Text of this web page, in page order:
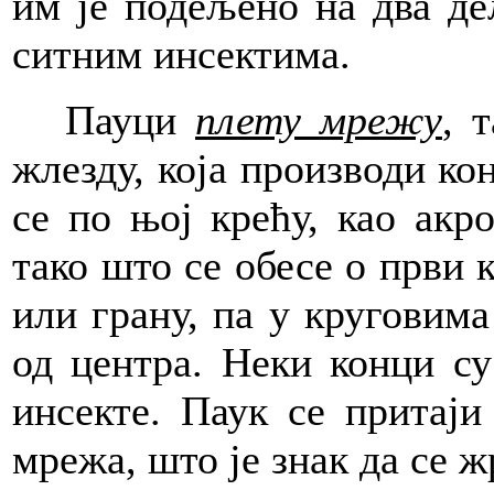
ситним инсектима.
Пауци плету мрежу,
жлезду, која производи
се по њој крећу, као
тако што се обесе о први
или грану, па у
од центра. Неки конци
инсекте. Паук се
мрежа, што је знак да се